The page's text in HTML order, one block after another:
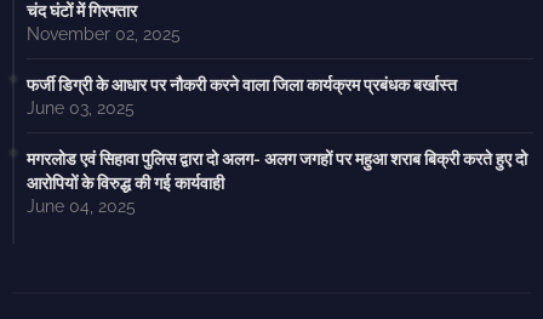
चंद घंटों में गिरफ्तार
November 02, 2025
फर्जी डिग्री के आधार पर नौकरी करने वाला जिला कार्यक्रम प्रबंधक बर्खास्त
June 03, 2025
मगरलोड एवं सिहावा पुलिस द्वारा दो अलग- अलग जगहों पर महुआ शराब बिक्री करते हुए दो
आरोपियों के विरुद्ध की गई कार्यवाही
June 04, 2025